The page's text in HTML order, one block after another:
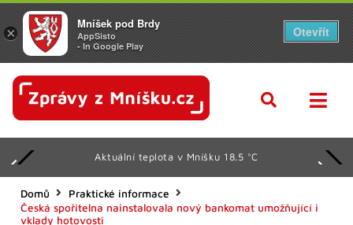
Aktuální teplota v Mníšku 18.5 °C
Domů
Praktické informace
Česká spořitelna nainstalovala nový bankomat umožňující i
vklady hotovosti
×
Mníšek pod Brdy
AppSisto
- In Google Play
Otevřít